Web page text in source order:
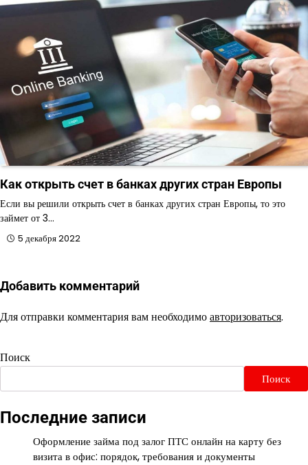
Как открыть счет в банках других стран Европы
Если вы решили открыть счет в банках других стран Европы, то это
займет от 3…
5 декабря 2022
Добавить комментарий
Для отправки комментария вам необходимоавторизоваться.
Поиск
Поиск
Последние записи
Оформление займа под залог ПТС онлайн на карту без
визита в офис: порядок, требования и документы